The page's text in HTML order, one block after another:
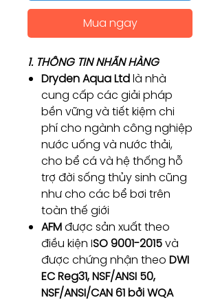
Mua ngay
1. THÔNG TIN NHÃN HÀNG
Dryden Aqua Ltdlà nhà
cung cấp các giải pháp
bền vững và tiết kiệm chi
phí cho ngành công nghiệp
nước uống và nước thải,
cho bể cá và hệ thống hỗ
trợ đời sống thủy sinh cũng
như cho các bể bơi trên
toàn thế giới
AFMđược sản xuất theo
điều kiện ISO 9001-2015và
được chứng nhận theo DWI
EC Reg31, NSF/ANSI 50,
NSF/ANSI/CAN 61 bởi WQA